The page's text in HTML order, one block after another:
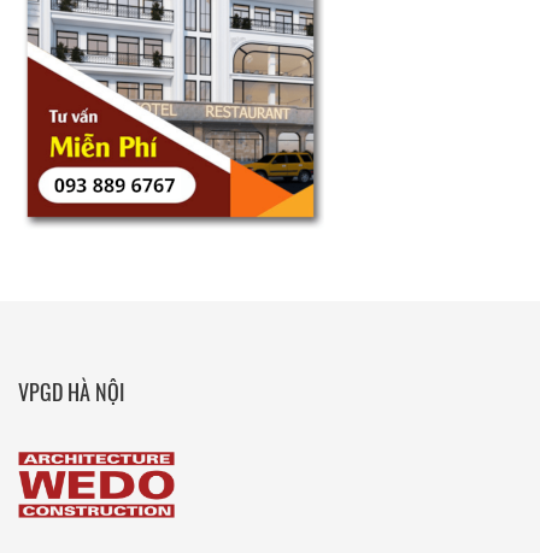
VPGD HÀ NỘI